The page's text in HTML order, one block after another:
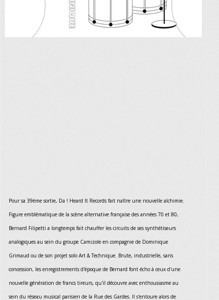
Pour sa 39ème sortie, Da ! Heard It Records fait naître une nouvelle alchimie.
Figure emblématique de la scène alternative française des années 70 et 80,
Bernard Filipetti a longtemps fait chauffer les circuits de ses synthétiseurs
analogiques au sein du groupe Camizole en compagnie de Dominique
Grimaud ou de son projet solo Art & Technique. Brute, industrielle, sans
concession, les enregistrements d'époque de Bernard font écho à ceux d'une
nouvelle génération de francs tireurs, qu'il découvre avec enthousiasme au
sein du réseau musical parisien de la Rue des Gardes. Il s'entoure alors de